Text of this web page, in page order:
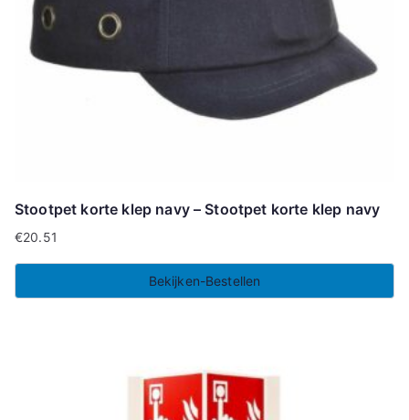
Stootpet korte klep navy – Stootpet korte klep navy
€20.51
Bekijken-Bestellen